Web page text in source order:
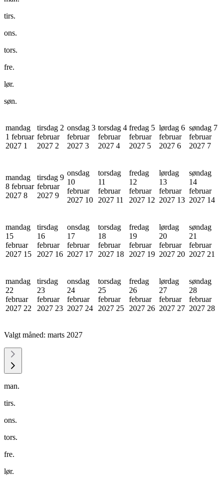
tirs.
ons.
tors.
fre.
lør.
søn.
mandag
1 februar
2027 1
tirsdag 2
februar
2027 2
onsdag 3
februar
2027 3
torsdag 4
februar
2027 4
fredag 5
februar
2027 5
lørdag 6
februar
2027 6
søndag 7
februar
2027 7
mandag
8 februar
2027 8
tirsdag 9
februar
2027 9
onsdag
10
februar
2027 10
torsdag
11
februar
2027 11
fredag
12
februar
2027 12
lørdag
13
februar
2027 13
søndag
14
februar
2027 14
mandag
15
februar
2027 15
tirsdag
16
februar
2027 16
onsdag
17
februar
2027 17
torsdag
18
februar
2027 18
fredag
19
februar
2027 19
lørdag
20
februar
2027 20
søndag
21
februar
2027 21
mandag
22
februar
2027 22
tirsdag
23
februar
2027 23
onsdag
24
februar
2027 24
torsdag
25
februar
2027 25
fredag
26
februar
2027 26
lørdag
27
februar
2027 27
søndag
28
februar
2027 28
Valgt måned: marts 2027
man.
tirs.
ons.
tors.
fre.
lør.